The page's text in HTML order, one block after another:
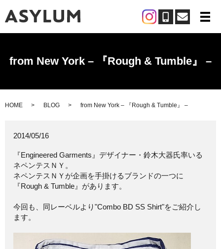
メ
from New York – 『Rough & Tumble』 –
HOME BLOG from New York – 『Rough & Tumble』 –
2014/05/16
『Engineered Garments』デザイナー・鈴木大器氏率いる
ネペンテスＮＹ。
ネペンテスＮＹが企画を手掛けるブランドの一つに
『Rough & Tumble』があります。
今回も、同レーベルより"Combo BD SS Shirt"をご紹介し
ます。